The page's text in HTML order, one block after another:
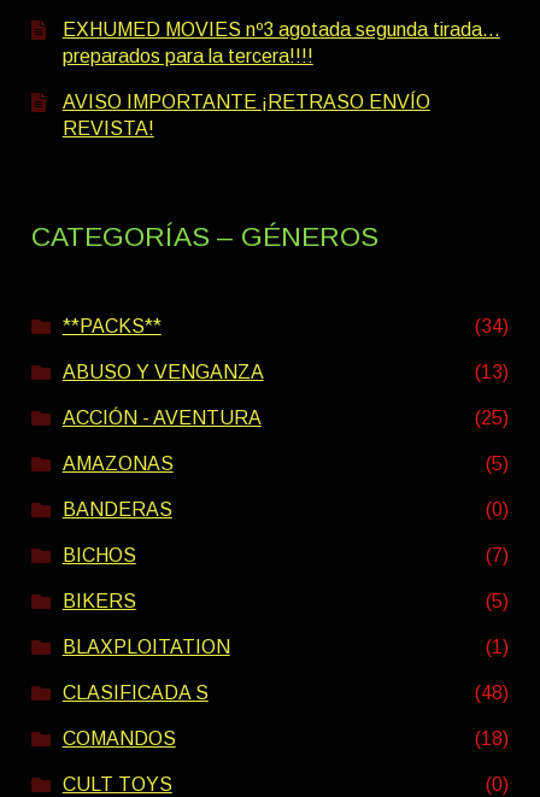
EXHUMED MOVIES nº3 agotada segunda tirada…
preparados para la tercera!!!!
AVISO IMPORTANTE ¡RETRASO ENVÍO
REVISTA!
CATEGORÍAS – GÉNEROS
**PACKS** (34)
ABUSO Y VENGANZA (13)
ACCIÓN - AVENTURA (25)
AMAZONAS (5)
BANDERAS (0)
BICHOS (7)
BIKERS (5)
BLAXPLOITATION (1)
CLASIFICADA S (48)
COMANDOS (18)
CULT TOYS (0)